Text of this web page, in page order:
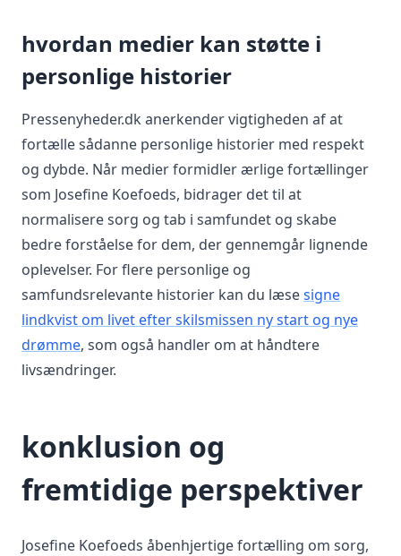
hvordan medier kan støtte i
personlige historier
Pressenyheder.dk anerkender vigtigheden af at
fortælle sådanne personlige historier med respekt
og dybde. Når medier formidler ærlige fortællinger
som Josefine Koefoeds, bidrager det til at
normalisere sorg og tab i samfundet og skabe
bedre forståelse for dem, der gennemgår lignende
oplevelser. For flere personlige og
samfundsrelevante historier kan du læsesigne
lindkvist om livet efter skilsmissen ny start og nye
drømme, som også handler om at håndtere
livsændringer.
konklusion og
fremtidige perspektiver
Josefine Koefoeds åbenhjertige fortælling om sorg,